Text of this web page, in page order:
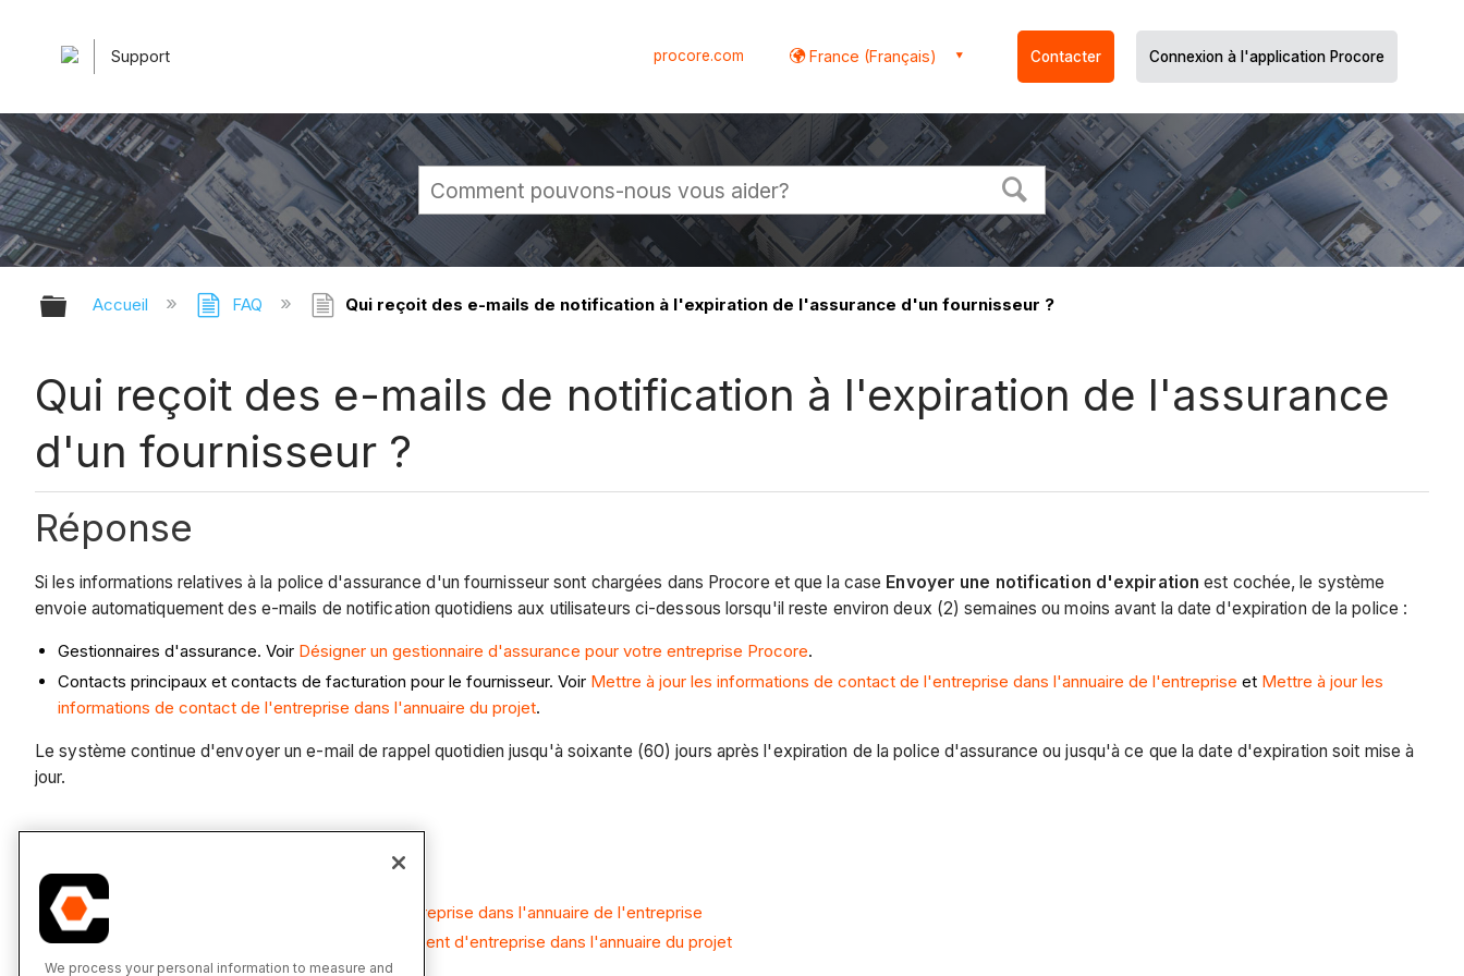
Support procore.com France (Français) Contacter Connexion à l'application Procore
Développer/réduire la hiérarchie globale
Accueil FAQ Qui reçoit des e-mails de notification à l'expiration de l'assurance d'un fournisseur ?
Qui reçoit des e-mails de notification à l'expiration de l'assurance
d'un fournisseur ?
Réponse
Si les informations relatives à la police d'assurance d'un fournisseur sont chargées dans Procore et que la case Envoyer une notification d'expiration est cochée, le système
envoie automatiquement des e-mails de notification quotidiens aux utilisateurs ci-dessous lorsqu'il reste environ deux (2) semaines ou moins avant la date d'expiration de la police :
Gestionnaires d'assurance. Voir Désigner un gestionnaire d'assurance pour votre entreprise Procore.
Contacts principaux et contacts de facturation pour le fournisseur. Voir Mettre à jour les informations de contact de l'entreprise dans l'annuaire de l'entreprise et Mettre à jour les
informations de contact de l'entreprise dans l'annuaire du projet.
Le système continue d'envoyer un e-mail de rappel quotidien jusqu'à soixante (60) jours après l'expiration de la police d'assurance ou jusqu'à ce que la date d'expiration soit mise à
jour.
Ajouter une assurance à un enregistrement d'entreprise dans l'annuaire de l'entreprise
Ajouter une assurance de projet à un enregistrement d'entreprise dans l'annuaire du projet
We process your personal information to measure and